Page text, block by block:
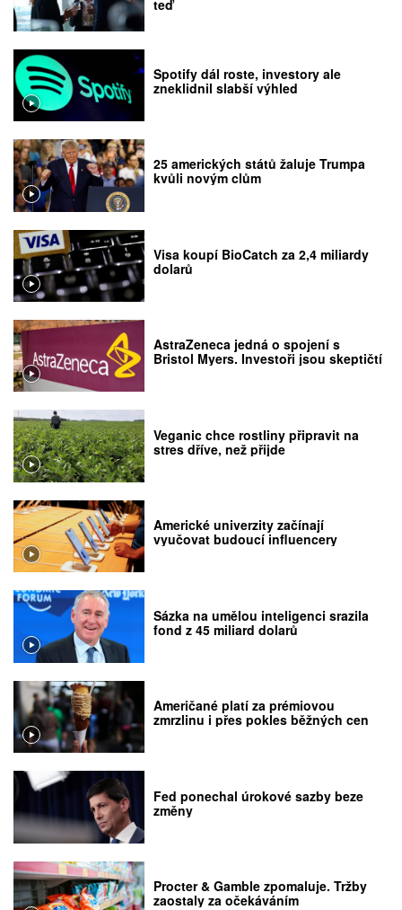
teď
Spotify dál roste, investory ale
zneklidnil slabší výhled
25 amerických států žaluje Trumpa
kvůli novým clům
Visa koupí BioCatch za 2,4 miliardy
dolarů
AstraZeneca jedná o spojení s
Bristol Myers. Investoři jsou skeptičtí
Veganic chce rostliny připravit na
stres dříve, než přijde
Americké univerzity začínají
vyučovat budoucí influencery
Sázka na umělou inteligenci srazila
fond z 45 miliard dolarů
Američané platí za prémiovou
zmrzlinu i přes pokles běžných cen
Fed ponechal úrokové sazby beze
změny
Procter & Gamble zpomaluje. Tržby
zaostaly za očekáváním